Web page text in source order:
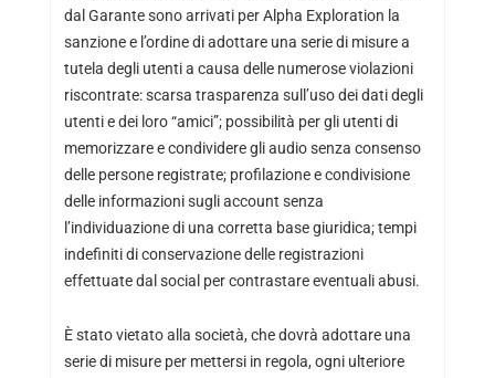
dal Garante sono arrivati per Alpha Exploration la
sanzione e l’ordine di adottare una serie di misure a
tutela degli utenti a causa delle numerose violazioni
riscontrate: scarsa trasparenza sull’uso dei dati degli
utenti e dei loro “amici”; possibilità per gli utenti di
memorizzare e condividere gli audio senza consenso
delle persone registrate; profilazione e condivisione
delle informazioni sugli account senza
l’individuazione di una corretta base giuridica; tempi
indefiniti di conservazione delle registrazioni
effettuate dal social per contrastare eventuali abusi.
È stato vietato alla società, che dovrà adottare una
serie di misure per mettersi in regola, ogni ulteriore